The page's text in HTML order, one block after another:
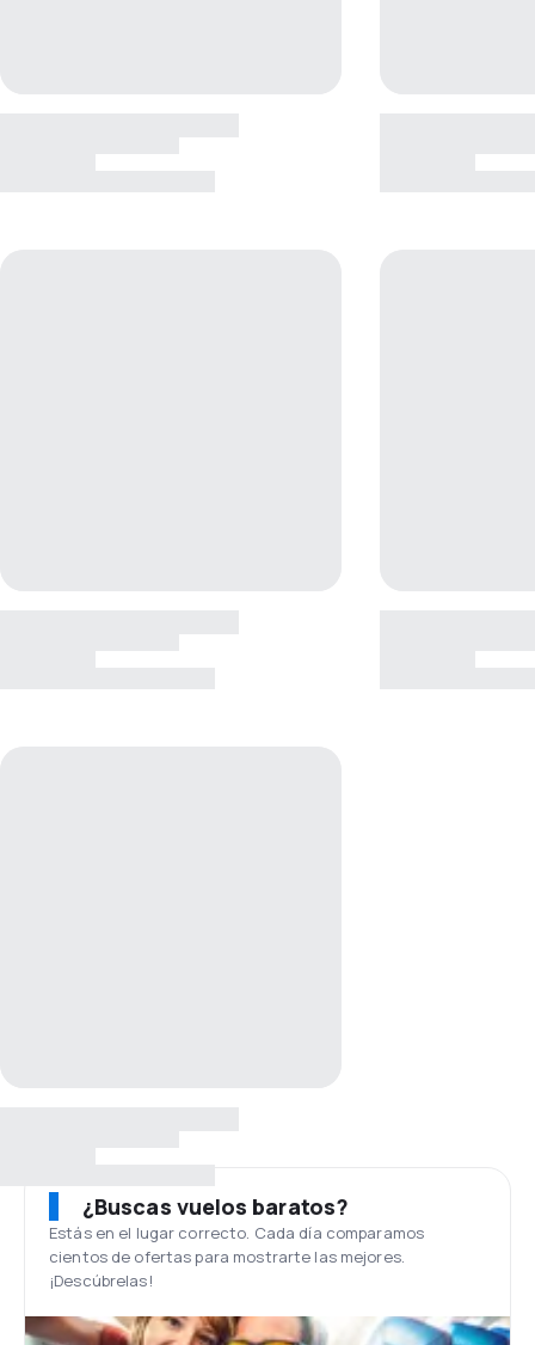
¿Buscas vuelos baratos?
Estás en el lugar correcto. Cada día comparamos
cientos de ofertas para mostrarte las mejores.
¡Descúbrelas!